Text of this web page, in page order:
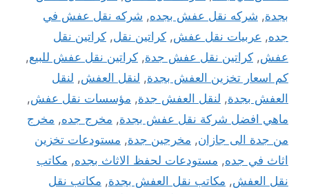
بجدة, شركه نقل عفش بجده, شركه نقل عفش في
جده, عربيات نقل عفش, كراتين نقل, كراتين نقل
عفش, كراتين نقل عفش جدة, كراتين نقل عفش للبيع,
كم اسعار تخزين العفش بجدة, لنقل العفش, لنقل
العفش بجدة, لنقل العفش جدة, مؤسسات نقل عفش,
ماهي افضل شركة نقل عفش بجدة, مخرج جده, مخرج
من جدة الى جازان, مخرجين جدة, مستودعات تخزين
اثاث في جده, مستودعات لحفظ الاثاث بجده, مكاتب
نقل العفش, مكاتب نقل العفش بجدة, مكاتب نقل